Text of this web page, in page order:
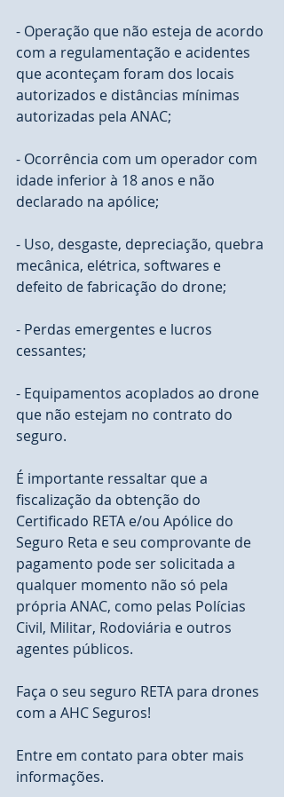
- Operação que não esteja de acordo
com a regulamentação e acidentes
que aconteçam foram dos locais
autorizados e distâncias mínimas
autorizadas pela ANAC;
- Ocorrência com um operador com
idade inferior à 18 anos e não
declarado na apólice;
- Uso, desgaste, depreciação, quebra
mecânica, elétrica, softwares e
defeito de fabricação do drone;
- Perdas emergentes e lucros
cessantes;
- Equipamentos acoplados ao drone
que não estejam no contrato do
seguro.
É importante ressaltar que a
fiscalização da obtenção do
Certificado RETA e/ou Apólice do
Seguro Reta e seu comprovante de
pagamento pode ser solicitada a
qualquer momento não só pela
própria ANAC, como pelas Polícias
Civil, Militar, Rodoviária e outros
agentes públicos.
Faça o seu seguro RETA para drones
com a AHC Seguros!
Entre em contato para obter mais
informações.